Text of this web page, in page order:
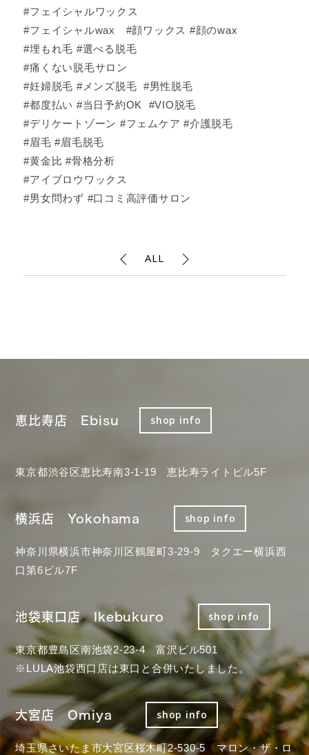
#フェイシャルワックス
#フェイシャルwax #顔ワックス #顔のwax
#埋もれ毛 #選べる脱毛
#痛くない脱毛サロン
#妊婦脱毛 #メンズ脱毛 #男性脱毛
#都度払い #当日予約OK #VIO脱毛
#デリケートゾーン #フェムケア #介護脱毛
#眉毛 #眉毛脱毛
#黄金比 #骨格分析
#アイブロウワックス
#男女問わず #口コミ高評価サロン
ALL
恵比寿店 Ebisu shop info
東京都渋谷区恵比寿南3-1-19 恵比寿ライトビル5F
横浜店 Yokohama shop info
神奈川県横浜市神奈川区鶴屋町3-29-9 タクエー横浜西
口第6ビル7F
池袋東口店 Ikebukuro shop info
東京都豊島区南池袋2-23-4 富沢ビル501
※LULA池袋西口店は東口と合併いたしました。
大宮店 Omiya shop info
埼玉県さいたま市大宮区桜木町2-530-5 マロン・ザ・ロ